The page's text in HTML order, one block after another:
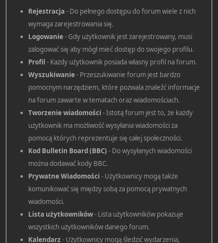
Rejestracja - Do pełnego dostępu do forum wiele z nich
wymaga zarejestrowania się.
Logowanie- Gdy użytkownik jest zarejestrowany, musi
zalogować się aby mógł mieć dostęp do swojego profilu.
Profil - Każdy użytkownik posiada własny profil na forum.
Wyszukiwanie- Przeszukiwanie forum jest bardzo
pomocnym narzędziem, które pozwala znaleźć informacje
na forum zawarte w tematach oraz wiadomościach.
Tworzenie wiadomości - Istotą forum jest to, że każdy
użytkownik ma możliwość wysyłania wiadomości za
pomocą których reprezentuje się całej społeczności.
Kod Bulletin Board (BBC) - Do wysyłanych wiadomości
można dodawać kody BBC.
Prywatne Wiadomości - Użytkownicy mogą także
komunikować się między sobą za pomocą prywatnych
wiadomości.
Lista użytkowników- Lista użytkowników pokazuje
wszystkich użytkowników danego forum.
Kalendarz - Użytkownicy mogą śledzić wydarzenia,